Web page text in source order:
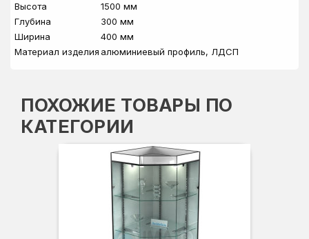
Высота
1500 мм
Глубина
300 мм
Ширина
400 мм
Материал изделия алюминиевый профиль, ЛДСП
ПОХОЖИЕ ТОВАРЫ ПО
КАТЕГОРИИ